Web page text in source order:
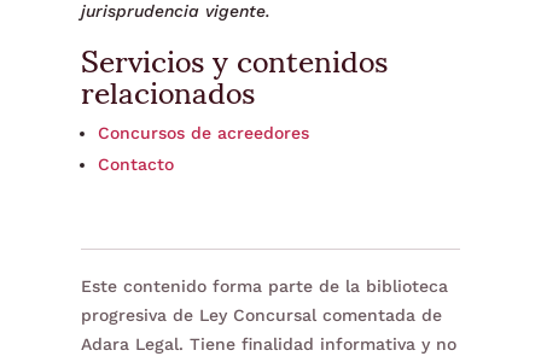
jurisprudencia vigente.
Servicios y contenidos
relacionados
Concursos de acreedores
Contacto
Este contenido forma parte de la biblioteca
progresiva de Ley Concursal comentada de
Adara Legal. Tiene finalidad informativa y no